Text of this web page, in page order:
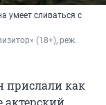
умеет сливаться с
(18+), реж.
прислали как
актерский